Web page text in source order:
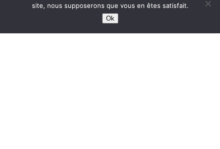
site, nous supposerons que vous en êtes satisfait.
Ok